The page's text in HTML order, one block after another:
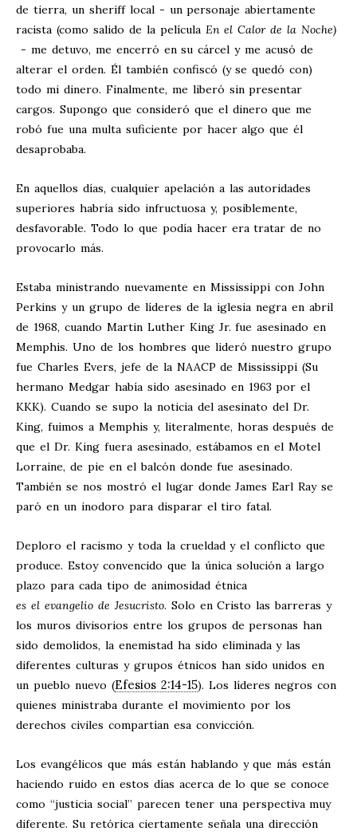
de tierra, un sheriff local - un personaje abiertamente
racista (como salido de la película En el Calor de la Noche)
- me detuvo, me encerró en su cárcel y me acusó de
alterar el orden. Él también confiscó (y se quedó con)
todo mi dinero. Finalmente, me liberó sin presentar
cargos. Supongo que consideró que el dinero que me
robó fue una multa suficiente por hacer algo que él
desaprobaba.
En aquellos días, cualquier apelación a las autoridades
superiores habría sido infructuosa y, posiblemente,
desfavorable. Todo lo que podía hacer era tratar de no
provocarlo más.
Estaba ministrando nuevamente en Mississippi con John
Perkins y un grupo de líderes de la iglesia negra en abril
de 1968, cuando Martin Luther King Jr. fue asesinado en
Memphis. Uno de los hombres que lideró nuestro grupo
fue Charles Evers, jefe de la NAACP de Mississippi (Su
hermano Medgar había sido asesinado en 1963 por el
KKK). Cuando se supo la noticia del asesinato del Dr.
King, fuimos a Memphis y, literalmente, horas después de
que el Dr. King fuera asesinado, estábamos en el Motel
Lorraine, de pie en el balcón donde fue asesinado.
También se nos mostró el lugar donde James Earl Ray se
paró en un inodoro para disparar el tiro fatal.
Deploro el racismo y toda la crueldad y el conflicto que
produce. Estoy convencido que la única solución a largo
plazo para cada tipo de animosidad étnica
es el evangelio de Jesucristo. Solo en Cristo las barreras y
los muros divisorios entre los grupos de personas han
sido demolidos, la enemistad ha sido eliminada y las
diferentes culturas y grupos étnicos han sido unidos en
un pueblo nuevo (Efesios 2:14-15). Los líderes negros con
quienes ministraba durante el movimiento por los
derechos civiles compartían esa convicción.
Los evangélicos que más están hablando y que más están
haciendo ruido en estos días acerca de lo que se conoce
como “justicia social” parecen tener una perspectiva muy
diferente. Su retórica ciertamente señala una dirección